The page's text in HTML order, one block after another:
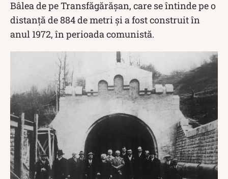
Bâlea de pe Transfăgărăşan, care se întinde pe o
distanţă de 884 de metri şi a fost construit în
anul 1972, în perioada comunistă.